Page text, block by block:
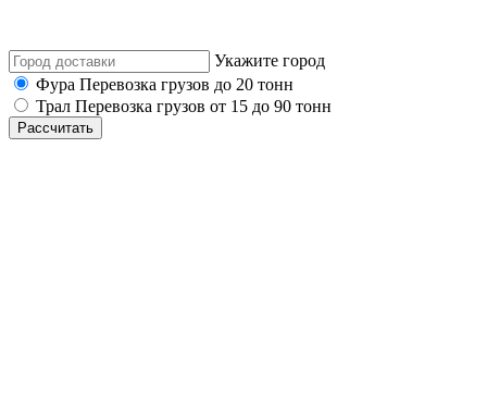
Укажите город
Фура Перевозка грузов до 20 тонн
Трал Перевозка грузов от 15 до 90 тонн
Рассчитать